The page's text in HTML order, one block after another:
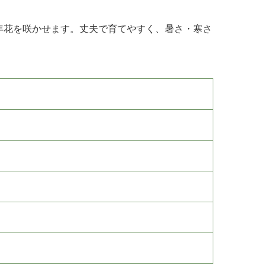
を咲かせます。丈夫で育てやすく、暑さ・寒さ